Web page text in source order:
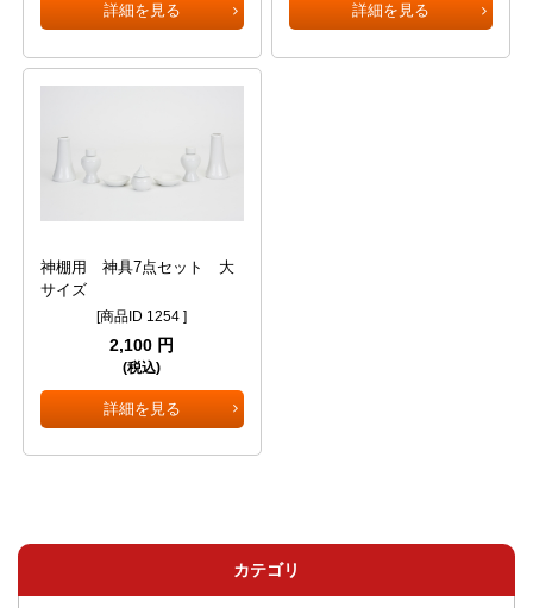
詳細を見る 詳細を見る
神棚用 神具7点セット 大
サイズ
[商品ID 1254 ]
2,100 円
(税込)
詳細を見る
カテゴリ